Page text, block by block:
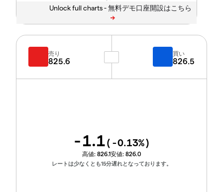
Unlock full charts -
売り
825.6
買い
826.5
-1.1( -0.13%)
高値: 826.1安値: 826.0
レートは少なくとも15分遅れとなっております。